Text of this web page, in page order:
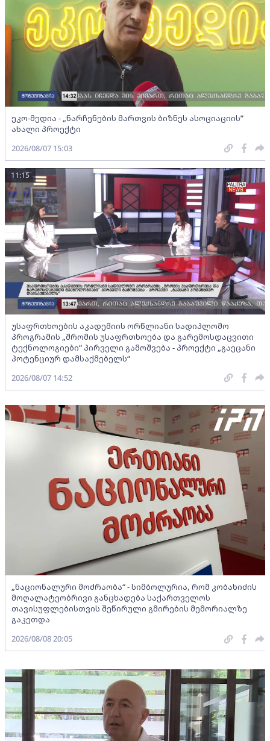
ეკო-მედია - „ნარჩენების მართვის ბიზნეს ასოციაციის”
ახალი პროექტი
2026/08/07 15:03
უსაფრთხოების აკადემიის ორწლიანი სადიპლომო
პროგრამის „შრომის უსაფრთხოება და გარემოსდაცვითი
ტექნოლოგიები“ პირველი გამოშვება - პროექტი „გაეცანი
პოტენციურ დამსაქმებელს“
11:15
2026/08/07 14:52
„ნაციონალური მოძრაობა“ - სიმბოლურია, რომ კობახიძის
მოღალატეობრივი განცხადება საქართველოს
თავისუფლებისთვის შეწირული გმირების მემორიალზე
გაკეთდა
2026/08/08 20:05